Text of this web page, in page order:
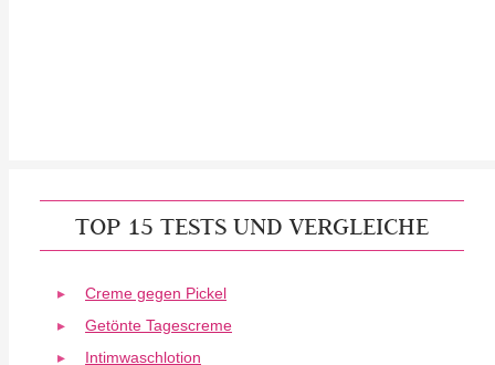
TOP 15 TESTS UND VERGLEICHE
Creme gegen Pickel
Getönte Tagescreme
Intimwaschlotion